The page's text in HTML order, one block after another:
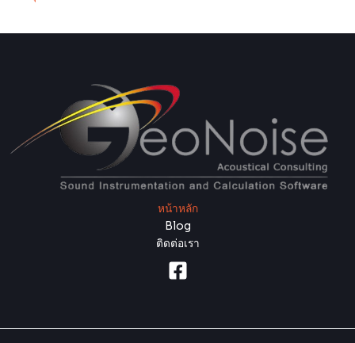
หน้าหลัก
Blog
ติดต่อเรา